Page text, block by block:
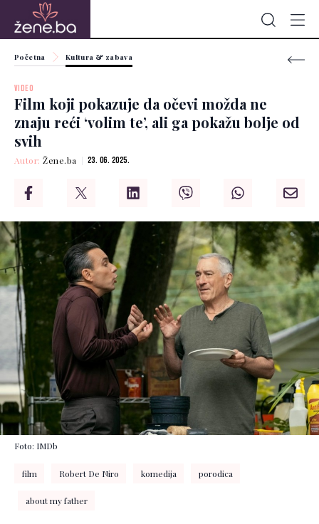
Početna Kultura & zabava
VIDEO
Film koji pokazuje da očevi možda ne
znaju reći ‘volim te’, ali ga pokažu bolje od
svih
Autor:Žene.ba 23. 06. 2025.
Foto: IMDb
film Robert De Niro komedija porodica
about my father